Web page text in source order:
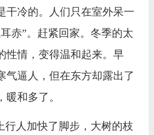
干冷的。人们只在室外呆一
赤”。赶紧回家。冬季的太
性情，变得温和起来。早
气逼人，但在东方却露出了
和多了。
行人加快了脚步，大树的枝